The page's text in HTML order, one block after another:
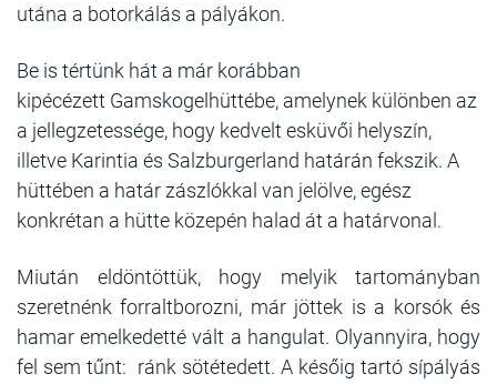
utána a botorkálás a pályákon.
Be is tértünk hát a már korábban
kipécézett Gamskogelhüttébe, amelynek különben az
a jellegzetessége, hogy kedvelt esküvői helyszín,
illetve Karintia és Salzburgerland határán fekszik. A
hüttében a határ zászlókkal van jelölve, egész
konkrétan a hütte közepén halad át a határvonal.
Miután eldöntöttük, hogy melyik tartományban
szeretnénk forraltborozni, már jöttek is a korsók és
hamar emelkedetté vált a hangulat. Olyannyira, hogy
fel sem tűnt: ránk sötétedett. A későig tartó sípályás